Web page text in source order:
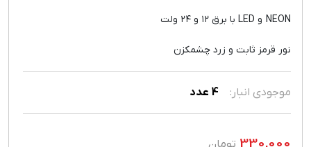
NEON و LED با برق ۱۲ و ۲۴ ولت
نور قرمز ثابت و زرد چشمکزن
موجودی انبار: 4 عدد